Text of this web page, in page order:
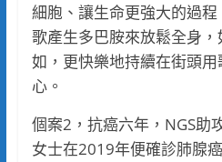
細胞、讓生命更強大的過
歌產生多巴胺來放鬆全身
如，更快樂地持續在街頭
心。
個案2，抗癌六年，NGS助
女士在2019年便確診肺腺